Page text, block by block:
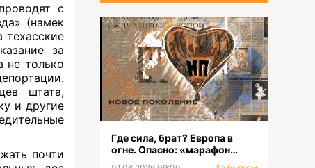
с
(намек
техасские
за
не только
штата,
и другие
почти
Где сила, брат? Европа в
огне. Опасно: «марафон